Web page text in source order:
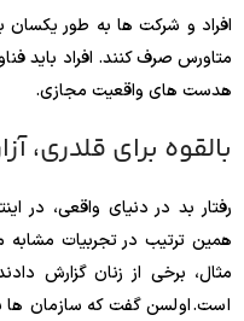
افراد و شرکت ها به طور یکسان
متاورس صرف کنند. افراد باید
هدست های واقعیت مجازی.
بالقوه برای قلدری،
رفتار بد در دنیای واقعی، در
همین ترتیب در تجربیات
مثال، برخی از زنان گزارش
است. اولسن گفت که سازمان ها